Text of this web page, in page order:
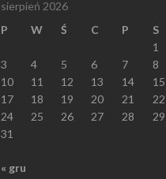
sierpień 2026
P
W Ś C P S
1
3
4 5 6 7 8
10
11 12 13 14 15
17
18 19 20 21 22
24
25 26 27 28 29
31
« gru